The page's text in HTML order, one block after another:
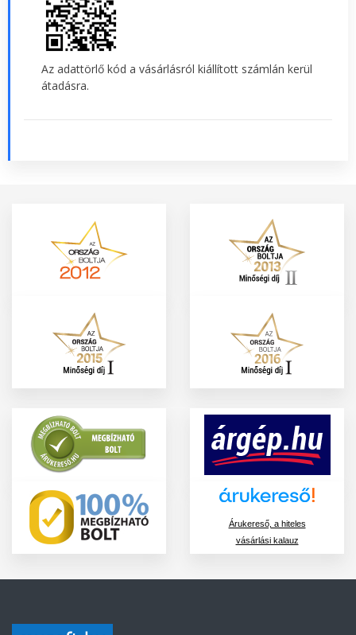
Az adattörlő kód a vásárlásról kiállított számlán kerül
átadásra.
Árukereső, a hiteles
vásárlási kalauz